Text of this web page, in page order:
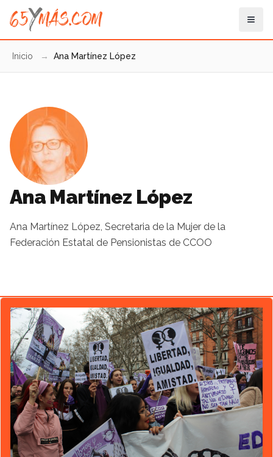
Inicio → Ana Martínez López
Ana Martínez López
Ana Martínez López, Secretaria de la Mujer de la
Federación Estatal de Pensionistas de CCOO
Artículo destacado